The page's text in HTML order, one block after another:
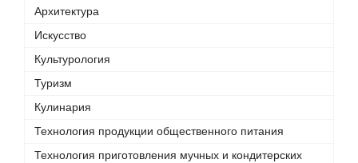
Архитектура
Искусство
Культурология
Туризм
Кулинария
Технология продукции общественного питания
Технология приготовления мучных и кондитерских